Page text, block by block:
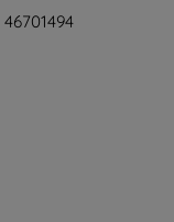
46701494